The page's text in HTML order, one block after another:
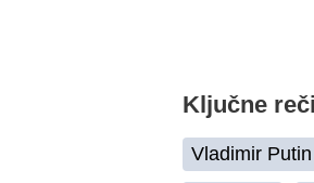
Ključne reči
Vladimir Putin